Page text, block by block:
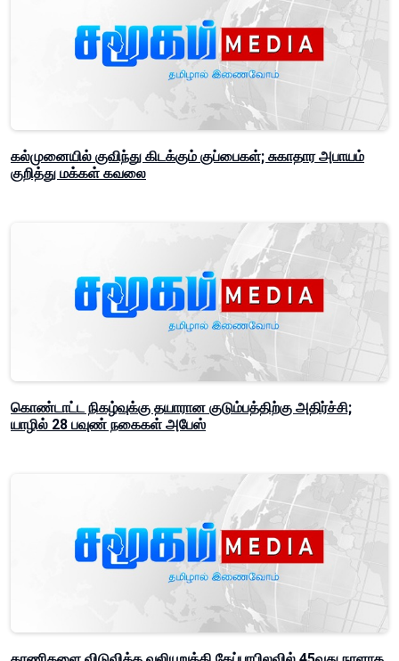
கல்முனையில் குவிந்து கிடக்கும் குப்பைகள்; சுகாதார அபாயம்
குறித்து மக்கள் கவலை
கொண்டாட்ட நிகழ்வுக்கு தயாரான குடும்பத்திற்கு அதிர்ச்சி;
யாழில் 28 பவுண் நகைகள் அபேஸ்